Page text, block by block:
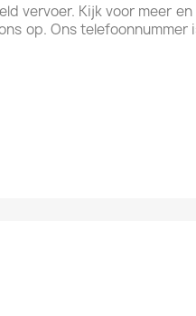
vervoer. Kijk voor meer
op. Ons